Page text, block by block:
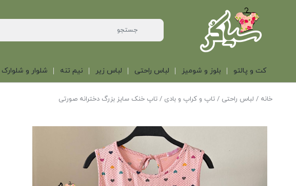
کت و پالتو بلوز و شومیز لباس راحتی لباس زیر نیم تنه شلوار و شلوارک
خانه / لباس راحتی /تاپ و کراپ و بادی / تاپ خنک سایز بزرگ دخترانه صورتی